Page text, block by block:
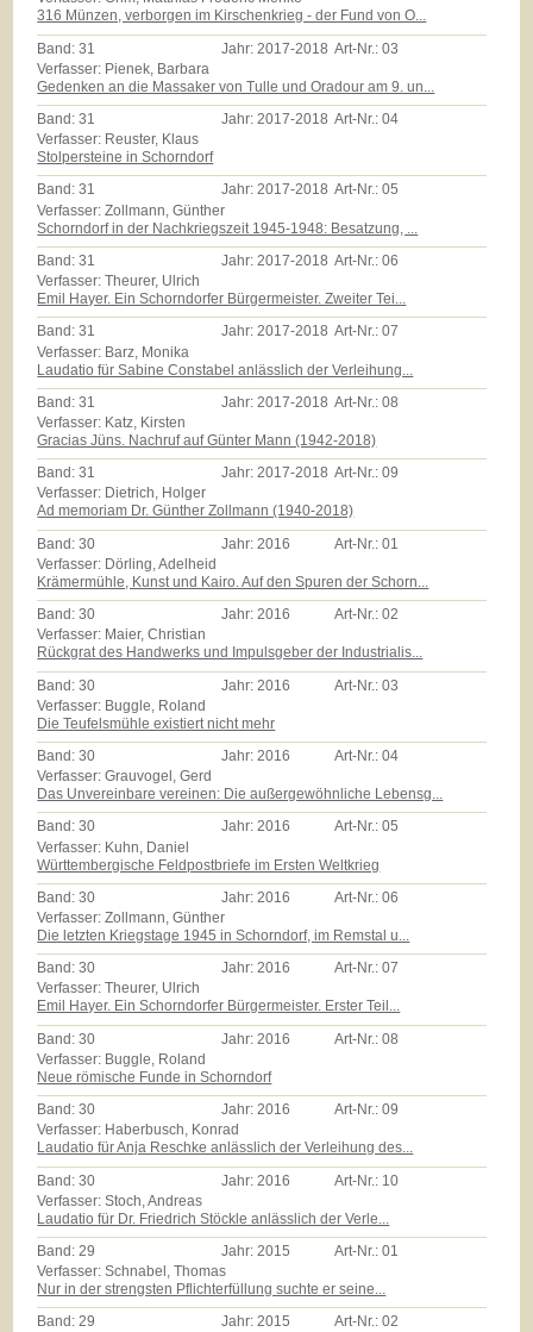
316 Münzen, verborgen im Kirschenkrieg - der Fund von O...
Band:31 Jahr: 2017-2018 Art-Nr.:03
Verfasser: Pienek, Barbara
Gedenken an die Massaker von Tulle und Oradour am 9. un...
Band:31 Jahr:2017-2018 Art-Nr.:04
Verfasser: Reuster, Klaus
Stolpersteine in Schorndorf
Band:31 Jahr:2017-2018 Art-Nr.:05
Verfasser: Zollmann, Günther
Schorndorf in der Nachkriegszeit 1945-1948: Besatzung, ...
Band:31 Jahr:2017-2018 Art-Nr.:06
Verfasser: Theurer, Ulrich
Emil Hayer. Ein Schorndorfer Bürgermeister. Zweiter Tei...
Band:31 Jahr:2017-2018 Art-Nr.:07
Verfasser: Barz, Monika
Laudatio für Sabine Constabel anlässlich der Verleihung...
Band:31 Jahr: 2017-2018 Art-Nr.:08
Verfasser: Katz, Kirsten
Gracias Jüns. Nachruf auf Günter Mann (1942-2018)
Band:31 Jahr:2017-2018 Art-Nr.:09
Verfasser: Dietrich, Holger
Ad memoriam Dr. Günther Zollmann (1940-2018)
Band:30 Jahr: 2016 Art-Nr.:01
Verfasser: Dörling, Adelheid
Krämermühle, Kunst und Kairo. Auf den Spuren der Schorn...
Band:30 Jahr:2016 Art-Nr.:02
Verfasser: Maier, Christian
Rückgrat des Handwerks und Impulsgeber der Industrialis...
Band:30 Jahr: 2016 Art-Nr.:03
Verfasser: Buggle, Roland
Die Teufelsmühle existiert nicht mehr
Band:30 Jahr:2016 Art-Nr.:04
Verfasser: Grauvogel, Gerd
Das Unvereinbare vereinen: Die außergewöhnliche Lebensg...
Band:30 Jahr:2016 Art-Nr.:05
Verfasser: Kuhn, Daniel
Württembergische Feldpostbriefe im Ersten Weltkrieg
Band:30 Jahr:2016 Art-Nr.:06
Verfasser: Zollmann, Günther
Die letzten Kriegstage 1945 in Schorndorf, im Remstal u...
Band:30 Jahr:2016 Art-Nr.:07
Verfasser: Theurer, Ulrich
Emil Hayer. Ein Schorndorfer Bürgermeister. Erster Teil...
Band:30 Jahr: 2016 Art-Nr.:08
Verfasser: Buggle, Roland
Neue römische Funde in Schorndorf
Band:30 Jahr:2016 Art-Nr.:09
Verfasser: Haberbusch, Konrad
Laudatio für Anja Reschke anlässlich der Verleihung des...
Band:30 Jahr: 2016 Art-Nr.: 10
Verfasser: Stoch, Andreas
Laudatio für Dr. Friedrich Stöckle anlässlich der Verle...
Band:29 Jahr:2015 Art-Nr.:01
Verfasser: Schnabel, Thomas
Nur in der strengsten Pflichterfüllung suchte er seine...
Band:29 Jahr:2015 Art-Nr.:02